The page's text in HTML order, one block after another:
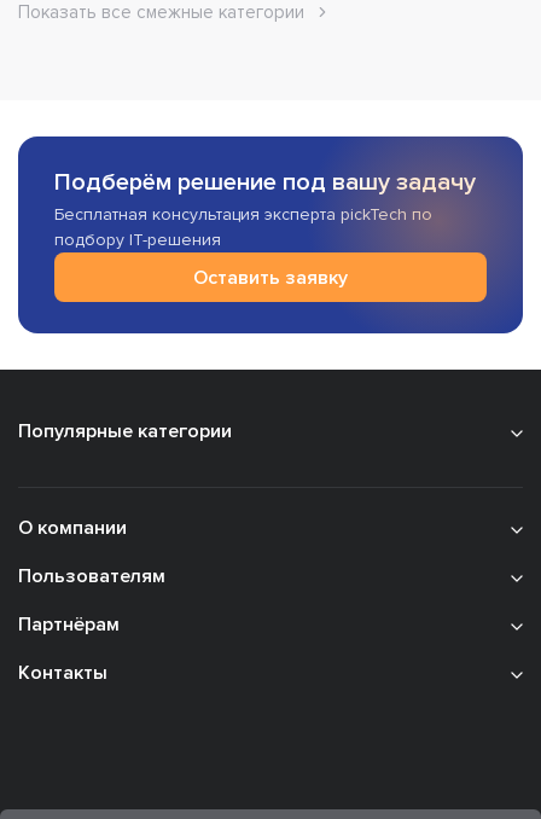
Показать все смежные категории
Подберём решение под вашу задачу
Бесплатная консультация эксперта pickTech по
подбору IT-решения
Оставить заявку
Популярные категории
О компании
Пользователям
Партнёрам
Контакты